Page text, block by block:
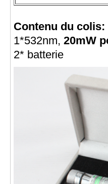
Contenu du colis:
1*532nm, 20mW
2* batterie